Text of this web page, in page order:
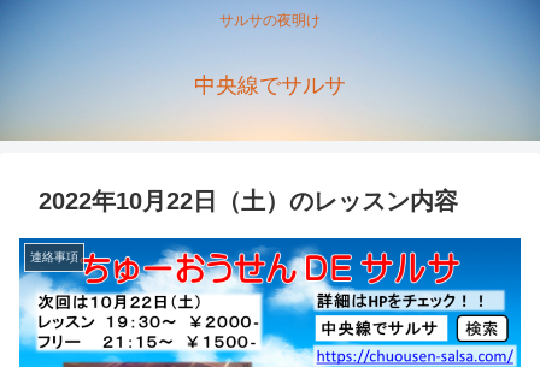
サルサの夜明け
中央線でサルサ
2022年10月22日（土）のレッスン内容
連絡事項